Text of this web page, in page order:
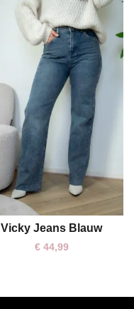
M L XL
Vicky Jeans Blauw
€44,99